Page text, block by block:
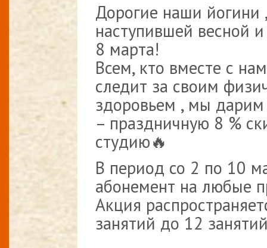
Дорогие наши йогини
наступившей весной
8 марта!
Всем, кто вместе с
следит за своим
здоровьем , мы
– праздничную 8 %
студию🔥
В период со 2 по 10
абонемент на любые
Акция
занятий до 12